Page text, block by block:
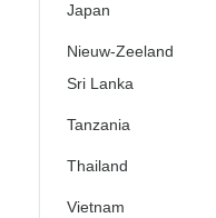
Japan
Nieuw-Zeeland
Sri Lanka
Tanzania
Thailand
Vietnam